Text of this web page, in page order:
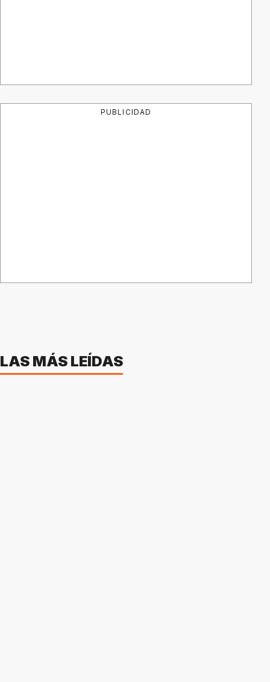
PUBLICIDAD
LAS MÁS LEÍDAS